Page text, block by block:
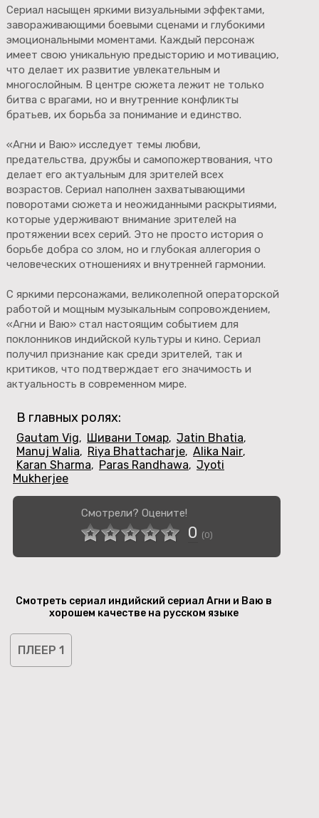
Сериал насыщен яркими визуальными эффектами,
завораживающими боевыми сценами и глубокими
эмоциональными моментами. Каждый персонаж
имеет свою уникальную предысторию и мотивацию,
что делает их развитие увлекательным и
многослойным. В центре сюжета лежит не только
битва с врагами, но и внутренние конфликты
братьев, их борьба за понимание и единство.
«Агни и Ваю» исследует темы любви,
предательства, дружбы и самопожертвования, что
делает его актуальным для зрителей всех
возрастов. Сериал наполнен захватывающими
поворотами сюжета и неожиданными раскрытиями,
которые удерживают внимание зрителей на
протяжении всех серий. Это не просто история о
борьбе добра со злом, но и глубокая аллегория о
человеческих отношениях и внутренней гармонии.
С яркими персонажами, великолепной операторской
работой и мощным музыкальным сопровождением,
«Агни и Ваю» стал настоящим событием для
поклонников индийской культуры и кино. Сериал
получил признание как среди зрителей, так и
критиков, что подтверждает его значимость и
актуальность в современном мире.
В главных ролях:
Gautam Vig, Шивани Томар, Jatin Bhatia,
Manuj Walia, Riya Bhattacharje, Alika Nair,
Karan Sharma, Paras Randhawa, Jyoti
Mukherjee
Смотрели? Оцените!
0 (0)
Смотреть сериал индийский сериал Агни и Ваю в
хорошем качестве на русском языке
ПЛЕЕР 1